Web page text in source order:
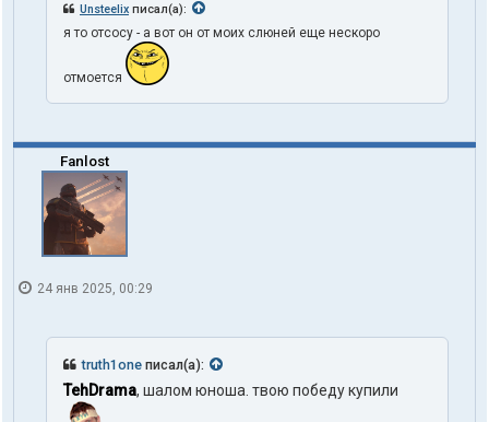
Unsteelix писал(а):
я то отсосу - а вот он от моих слюней еще нескоро
отмоется
Fanlost
24 янв 2025, 00:29
truth1one писал(а):
TehDrama, шалом юноша. твою победу купили